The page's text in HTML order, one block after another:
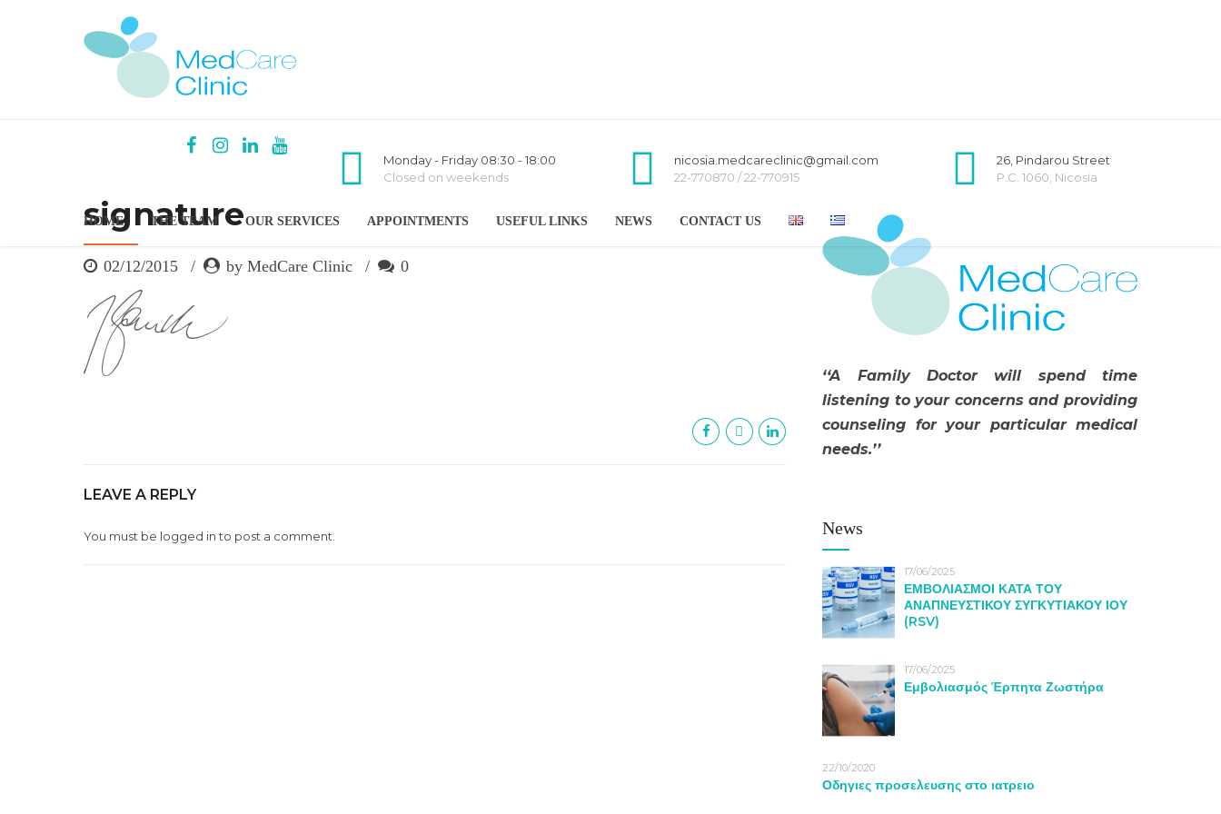
Monday - Friday 08:30 - 18:00
Closed on weekends
nicosia.medcareclinic@gmail.com
22-770870 / 22-770915
26, Pindarou Street
P.C. 1060, Nicosia
HOME THE TEAM OUR SERVICES APPOINTMENTS USEFUL LINKS NEWS CONTACT US
signature
02/12/2015 by MedCare Clinic 0
LEAVE A REPLY
You must be logged into post a comment.
‘‘A Family Doctor will spend time
listening to your concerns and providing
counseling for your particular medical
needs.’’
News
17/06/2025
ΕΜΒΟΛΙΑΣΜΟΙ ΚΑΤΑ ΤΟΥ
ΑΝΑΠΝΕΥΣΤΙΚΟΥ ΣΥΓΚΥΤΙΑΚΟΥ ΙΟΥ
(RSV)
17/06/2025
Εμβολιασμός Έρπητα Ζωστήρα
22/10/2020
Οδηγιες προσελευσης στο ιατρειο